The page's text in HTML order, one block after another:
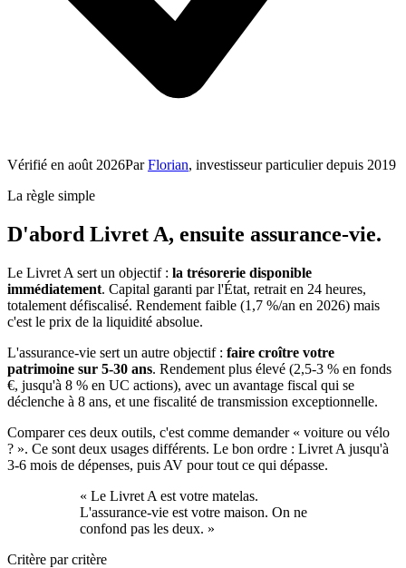
Vérifié en août 2026Par Florian, investisseur particulier depuis 2019
La règle simple
D'abord Livret A, ensuite assurance-vie.
Le Livret A sert un objectif : la trésorerie disponible
immédiatement. Capital garanti par l'État, retrait en 24 heures,
totalement défiscalisé. Rendement faible (1,7 %/an en 2026) mais
c'est le prix de la liquidité absolue.
L'assurance-vie sert un autre objectif : faire croître votre
patrimoine sur 5-30 ans. Rendement plus élevé (2,5-3 % en fonds
€, jusqu'à 8 % en UC actions), avec un avantage fiscal qui se
déclenche à 8 ans, et une fiscalité de transmission exceptionnelle.
Comparer ces deux outils, c'est comme demander « voiture ou vélo
? ». Ce sont deux usages différents. Le bon ordre : Livret A jusqu'à
3-6 mois de dépenses, puis AV pour tout ce qui dépasse.
« Le Livret A est votre matelas.
L'assurance-vie est votre maison. On ne
confond pas les deux. »
Critère par critère